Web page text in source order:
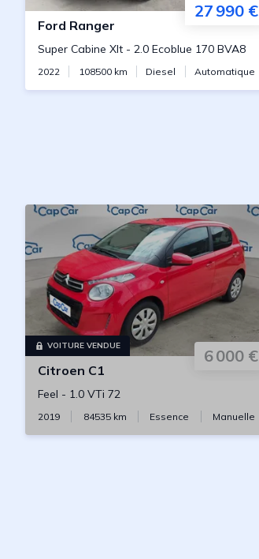
27 990 €
Ford Ranger
Super Cabine Xlt - 2.0 Ecoblue 170 BVA8
2022 108500km Diesel Automatique
VOITURE VENDUE
6 000 €
Citroen C1
Feel - 1.0 VTi 72
2019 84535km Essence Manuelle